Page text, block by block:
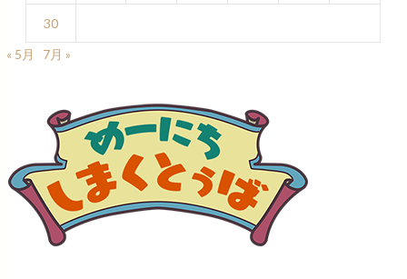
30
« 5月
7月 »